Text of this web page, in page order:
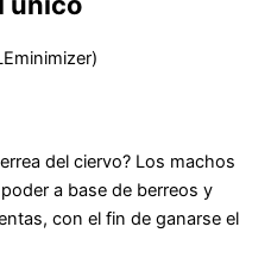
del ciervo? Los machos
a base de berreos y
con el fin de ganarse el